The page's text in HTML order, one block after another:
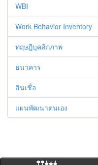
WBI
Work Behavior Inventory
ทฤษฎีบุคลิกภาพ
ธนาคาร
สินเชื่อ
แผนพัฒนาตนเอง